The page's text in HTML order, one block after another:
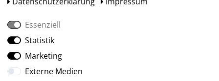
Social Media
Essenziell
Statistik
Marketing
Externe Medien